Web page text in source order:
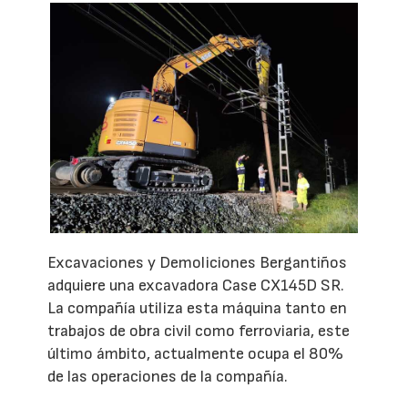
Excavaciones y Demoliciones Bergantiños
adquiere una excavadora Case CX145D SR.
La compañía utiliza esta máquina tanto en
trabajos de obra civil como ferroviaria, este
último ámbito, actualmente ocupa el 80%
de las operaciones de la compañía.